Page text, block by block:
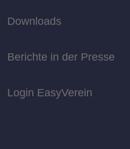
Downloads
Berichte in der Presse
Login EasyVerein